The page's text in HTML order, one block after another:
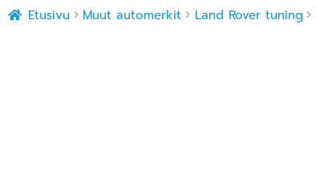
Etusivu Muut automerkit Land Rover tuning